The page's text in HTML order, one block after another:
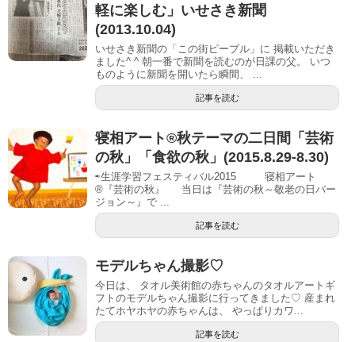
軽に楽しむ」いせさき新聞
(2013.10.04)
いせさき新聞の「この街ピープル」に 掲載いただき
ました^ ^ 朝一番で新聞を読むのが日課の父。 いつ
ものように新聞を開いたら瞬間、 ...
記事を読む
寝相アート®秋テーマの二日間「芸術
の秋」「食欲の秋」(2015.8.29-8.30)
⇨生涯学習フェスティバル2015 寝相アート
®『芸術の秋』 当日は『芸術の秋～敬老の日バー
ジョン～』で ...
記事を読む
モデルちゃん撮影♡
今日は、 タオル美術館の赤ちゃんのタオルアートギ
フトのモデルちゃん撮影に行ってきました♡ 産まれ
たてホヤホヤの赤ちゃんは、 やっぱりカワ...
記事を読む